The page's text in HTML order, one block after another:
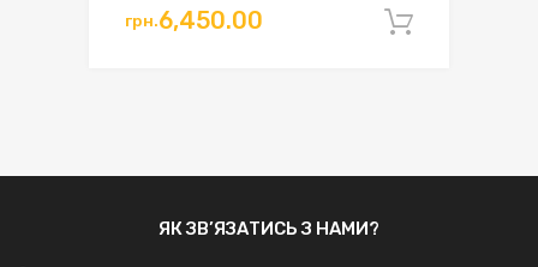
Оригінальна
грн.6,450.00
ЯК ЗВ’ЯЗАТИСЬ З НАМИ?